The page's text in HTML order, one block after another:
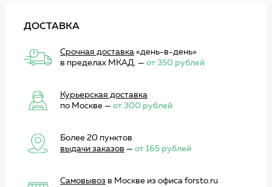
ДОСТАВКА
Срочная доставка«день-в-день»
в пределах МКАД. — от 350 рублей
Курьерская доставка
по Москве — от 300 рублей
Более 20 пунктов
выдачи заказов — от 165 рублей
Самовывоз в Москве из офиса forsto.ru